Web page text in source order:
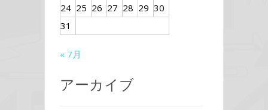
24 25 26 27 28 29 30
31
« 7月
アーカイブ